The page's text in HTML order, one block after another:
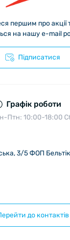
першим про
на нашу e-mail
Підписатися
Графік роботи
Птн: 10:00-18:00
3/5 ФОП
до контактів